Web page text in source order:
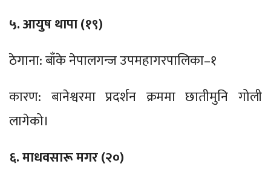
५. आयुष थापा (१९)
ठेगाना: बाँके नेपालगन्ज उपमहागरपालिका–१
कारण: बानेश्वरमा प्रदर्शन क्रममा छातीमुनि गोली
लागेको।
६. माधवसारू मगर (२०)